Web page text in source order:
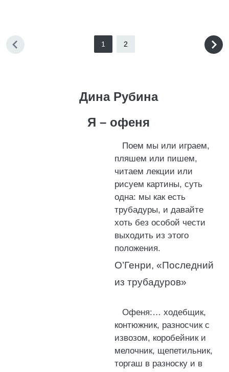
1 2
Дина Рубина
Я – офеня
Поем мы или играем,
пляшем или пишем,
читаем лекции или
рисуем картины, суть
одна: мы как есть
трубадуры, и давайте
хоть без особой чести
выходить из этого
положения.
О’Генри, «Последний
из трубадуров»
Офеня:… ходебщик,
контюжник, разносчик с
извозом, коробейник и
мелочник, щепетильник,
торгаш в разноску и в